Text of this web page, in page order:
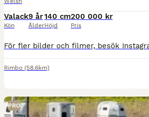
Valack
Kön
9 år
Ålder
140 cm
Höjd
200 000 kr
Pris
Rimbo (58.6km)
PRO